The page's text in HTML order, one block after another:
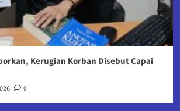
Kerugian Korban Disebut Capai
0